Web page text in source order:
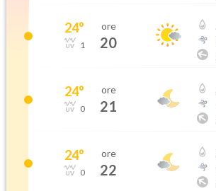
24°
1
ore
20
24°
0
ore
21
24°
0
ore
22